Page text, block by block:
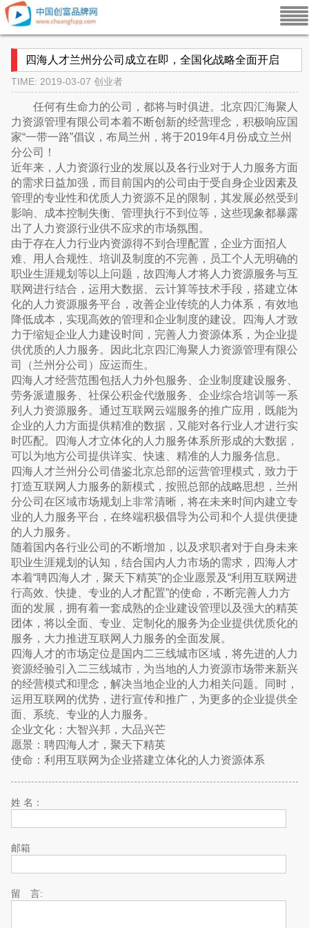
四海人才兰州分公司成立在即，全国化战略全面开启
TIME: 2019-03-07 创业者
任何有生命力的公司，都将与时俱进。北京四汇海聚人
力资源管理有限公司本着不断创新的经营理念，积极响应国
家“一带一路”倡议，布局兰州，将于2019年4月份成立兰州
分公司！
近年来，人力资源行业的发展以及各行业对于人力服务方面
的需求日益加强，而目前国内的公司由于受自身企业因素及
管理的专业性和优质人力资源不足的限制，其发展必然受到
影响、成本控制失衡、管理执行不到位等，这些现象都暴露
出了人力资源行业供不应求的市场氛围。
由于存在人力行业内资源得不到合理配置，企业方面招人
难、用人合规性、培训及制度的不完善，员工个人无明确的
职业生涯规划等以上问题，故四海人才将人力资源服务与互
联网进行结合，运用大数据、云计算等技术手段，搭建立体
化的人力资源服务平台，改善企业传统的人力体系，有效地
降低成本，实现高效的管理和企业制度的建设。四海人才致
力于缩短企业人力建设时间，完善人力资源体系，为企业提
供优质的人力服务。因此北京四汇海聚人力资源管理有限公
司（兰州分公司）应运而生。
四海人才经营范围包括人力外包服务、企业制度建设服务、
劳务派遣服务、社保公积金代缴服务、企业综合培训等一系
列人力资源服务。通过互联网云端服务的推广应用，既能为
企业的人力方面提供精准的数据，又能对各行业人才进行实
时匹配。四海人才立体化的人力服务体系所形成的大数据，
可以为地方公司提供详实、快速、精准的人力服务信息。
四海人才兰州分公司借鉴北京总部的运营管理模式，致力于
打造互联网人力服务的新模式，按照总部的战略思想，兰州
分公司在区域市场规划上非常清晰，将在未来时间内建立专
业的人力服务平台，在终端积极倡导为公司和个人提供便捷
的人力服务。
随着国内各行业公司的不断增加，以及求职者对于自身未来
职业生涯规划的认知，结合国内人力市场的需求，四海人才
本着“聘四海人才，聚天下精英”的企业愿景及“利用互联网进
行高效、快捷、专业的人才配置”的使命，不断完善人力方
面的发展，拥有着一套成熟的企业建设管理以及强大的精英
团体，将以全面、专业、定制化的服务为企业提供优质化的
服务，大力推进互联网人力服务的全面发展。
四海人才的市场定位是国内二三线城市区域，将先进的人力
资源经验引入二三线城市，为当地的人力资源市场带来新兴
的经营模式和理念，解决当地企业的人力相关问题。同时，
运用互联网的优势，进行宣传和推广，为更多的企业提供全
面、系统、专业的人力服务。
企业文化：大智兴邦，大品兴芒
愿景：聘四海人才，聚天下精英
使命：利用互联网为企业搭建立体化的人力资源体系
姓 名：
邮箱
留 言: